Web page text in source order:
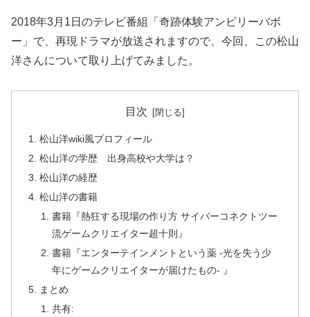
2018年3月1日のテレビ番組「奇跡体験アンビリーバボ
ー」で、再現ドラマが放送されますので、今回、この松山
洋さんについて取り上げてみました。
目次
松山洋wiki風プロフィール
松山洋の学歴 出身高校や大学は？
松山洋の経歴
松山洋の書籍
書籍『熱狂する現場の作り方 サイバーコネクトツー
流ゲームクリエイター超十則』
書籍『エンターテインメントという薬 -光を失う少
年にゲームクリエイターが届けたもの- 』
まとめ
共有: